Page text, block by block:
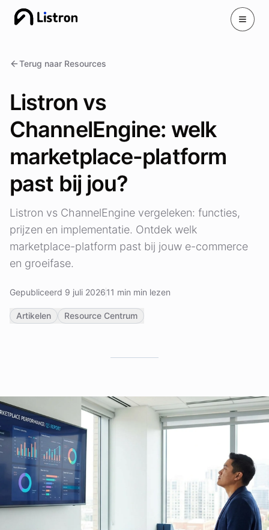
Terug naar Resources
Listron vs
ChannelEngine: welk
marketplace-platform
past bij jou?
Listron vs ChannelEngine vergeleken: functies,
prijzen en implementatie. Ontdek welk
marketplace-platform past bij jouw e-commerce
en groeifase.
Gepubliceerd 9 juli 202611 min min lezen
Artikelen Resource Centrum